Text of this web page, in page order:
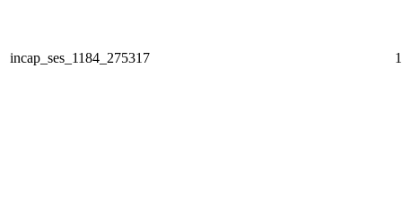
incap_ses_1184_275317